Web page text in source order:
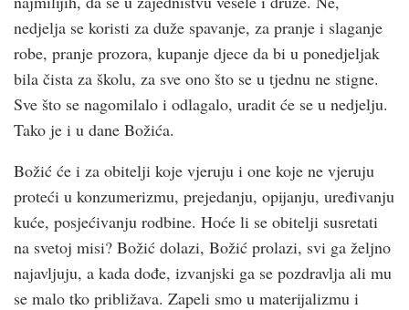
nedjelja se koristi za duže spavanje, za pranje i slaganje
robe, pranje prozora, kupanje djece da bi u ponedjeljak
bila čista za školu, za sve ono što se u tjednu ne stigne.
Sve što se nagomilalo i odlagalo, uradit će se u nedjelju.
Tako je i u dane Božića.
Božić će i za obitelji koje vjeruju i one koje ne vjeruju
proteći u konzumerizmu, prejedanju, opijanju, uređivanju
kuće, posjećivanju rodbine. Hoće li se obitelji susretati
na svetoj misi? Božić dolazi, Božić prolazi, svi ga željno
najavljuju, a kada dođe, izvanjski ga se pozdravlja ali mu
se malo tko približava. Zapeli smo u materijalizmu i